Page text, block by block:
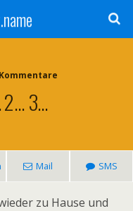
2… 3…
Mail SMS
zu Hause und